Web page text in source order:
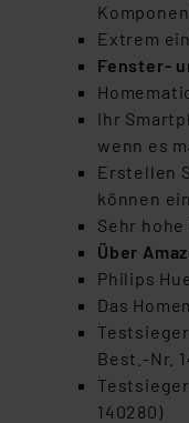
Extrem
Fenster-
Ihr
wenn es
Erstellen
können
Sehr
Über
Philips
Das
Best.-Nr.
140280)